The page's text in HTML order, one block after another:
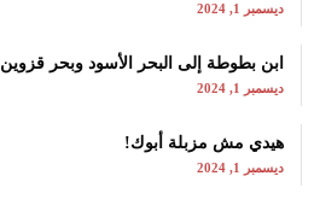
ديسمبر 1, 2024
ابن بطوطة إلى البحر الأسود وبحر قزوين
ديسمبر 1, 2024
هيدي مش مزبلة أبوك!
ديسمبر 1, 2024